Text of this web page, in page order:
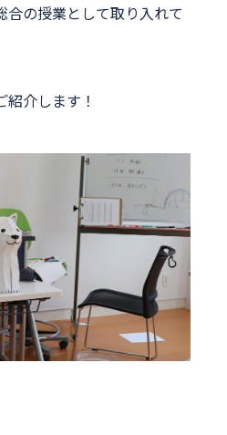
の授業として取り入れて
介します！